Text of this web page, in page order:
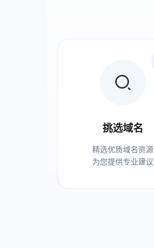
挑选域名
精选优质域名资源
为您提供专业建议